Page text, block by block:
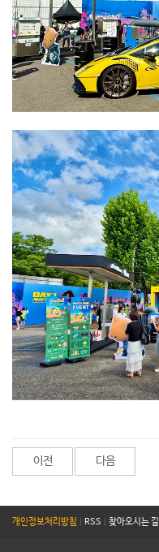
이전 다음
개인정보처리방침 RSS 찾아오시는 길